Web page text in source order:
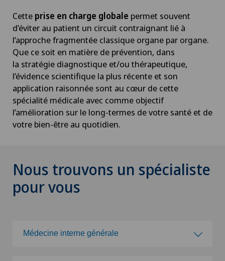
Cette prise en charge globale permet souvent
d’éviter au patient un circuit contraignant lié à
l’approche fragmentée classique organe par organe.
Que ce soit en matière de prévention, dans
la stratégie diagnostique et/ou thérapeutique,
l’évidence scientifique la plus récente et son
application raisonnée sont au cœur de cette
spécialité médicale avec comme objectif
l’amélioration sur le long-termes de votre santé et de
votre bien-être au quotidien.
Nous trouvons un spécialiste
pour vous
Médecine interne générale